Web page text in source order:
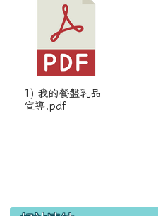
1) 我的餐盤乳品
宣導.pdf